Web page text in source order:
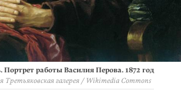
работы Василия Перова. 1872 год
Третьяковская галерея / Wikimedia Commons